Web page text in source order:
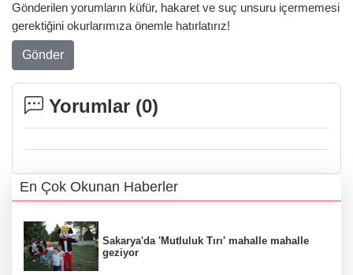
Gönderilen yorumların küfür, hakaret ve suç unsuru içermemesi
gerektiğini okurlarımıza önemle hatırlatırız!
Gönder
Yorumlar (0)
En Çok Okunan Haberler
Sakarya'da 'Mutluluk Tırı' mahalle mahalle
geziyor